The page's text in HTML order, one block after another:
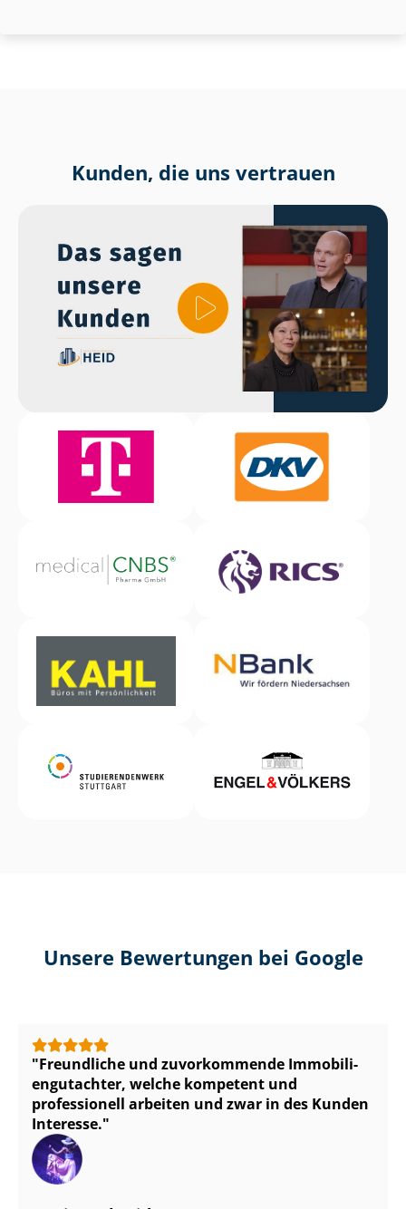
Kunden, die uns vertrauen
Unsere Bewertungen bei Google
Freundliche und zuvorkommende Im­mo­bi­li­
en­gut­ach­ter, welche kompetent und
professionell arbeiten und zwar in des Kunden
Interesse.